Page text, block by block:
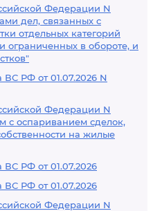
Федерации N
дел, связанных с
отдельных категорий
ограниченных в обороте, и
РФ от 01.07.2026 N
Федерации N
с оспариванием сделок,
на жилые
РФ от 01.07.2026
РФ от 01.07.2026
Федерации N